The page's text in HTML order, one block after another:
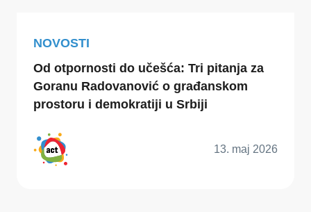
NOVOSTI
Od otpornosti do učešća: Tri pitanja za
Goranu Radovanović o građanskom
prostoru i demokratiji u Srbiji
13. maj 2026